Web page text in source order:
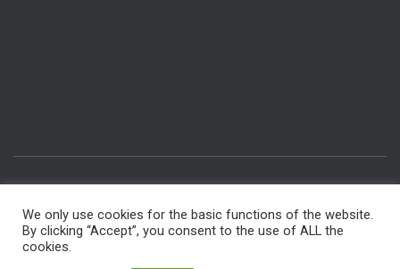
INTERNER BEREICH FÜR MITGLIEDER
We only use cookies for the basic functions of the website.
By clicking “Accept”, you consent to the use of ALL the
cookies.